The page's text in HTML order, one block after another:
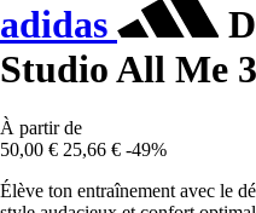
adidas
Studio All Me
À partir de
50,00 € 25,66 € -49%
Élève ton entraînement avec le